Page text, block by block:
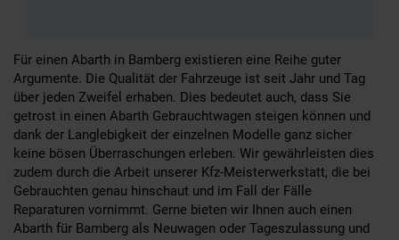
Für einen Abarth in Bamberg existieren eine Reihe guter
Argumente. Die Qualität der Fahrzeuge ist seit Jahr und Tag
über jeden Zweifel erhaben. Dies bedeutet auch, dass Sie
getrost in einen Abarth Gebrauchtwagen steigen können und
dank der Langlebigkeit der einzelnen Modelle ganz sicher
keine bösen Überraschungen erleben. Wir gewährleisten dies
zudem durch die Arbeit unserer Kfz-Meisterwerkstatt, die bei
Gebrauchten genau hinschaut und im Fall der Fälle
Reparaturen vornimmt. Gerne bieten wir Ihnen auch einen
Abarth für Bamberg als Neuwagen oder Tageszulassung und